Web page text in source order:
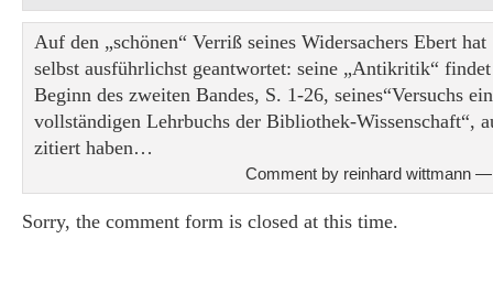
Auf den „schönen“ Verriß seines Widersachers Ebert
selbst ausführlichst geantwortet: seine „Antikritik“
Beginn des zweiten Bandes, S. 1-26, seines“Versuchs
vollständigen Lehrbuchs der Bibliothek-Wissenschaft“,
zitiert haben…
Comment by reinhard wittmann
Sorry, the comment form is closed at this time.